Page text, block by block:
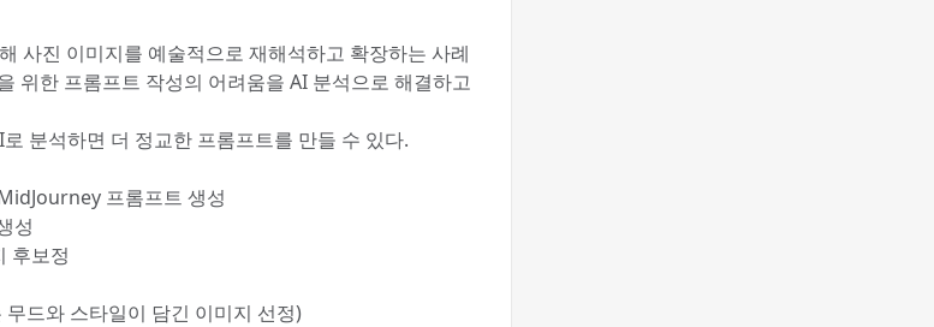
사진 이미지를 예술적으로 재해석하고 확장하는 사례
위한 프롬프트 작성의 어려움을 AI 분석으로 해결하고
분석하면 더 정교한 프롬프트를 만들 수 있다.
프롬프트 생성
성
후보정
드와 스타일이 담긴 이미지 선정)